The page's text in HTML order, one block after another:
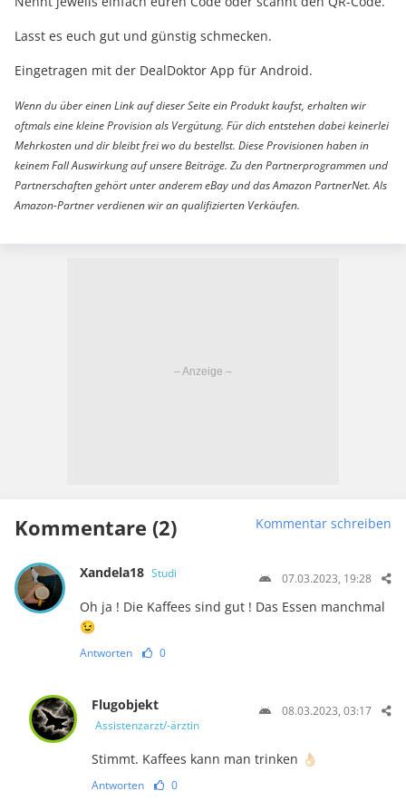
Lasst es euch gut und günstig schmecken.
Eingetragen mit der DealDoktor App für Android.
Wenn du über einen Link auf dieser Seite ein Produkt kaufst, erhalten wir
oftmals eine kleine Provision als Vergütung. Für dich entstehen dabei keinerlei
Mehrkosten und dir bleibt frei wo du bestellst. Diese Provisionen haben in
keinem Fall Auswirkung auf unsere Beiträge. Zu den Partnerprogrammen und
Partnerschaften gehört unter anderem eBay und das Amazon PartnerNet. Als
Amazon-Partner verdienen wir an qualifizierten Verkäufen.
Kommentare (2) Kommentar schreiben
Xandela18 Studi 07.03.2023, 19:28
Oh ja ! Die Kaffees sind gut ! Das Essen manchmal
😉
Antworten 0
Flugobjekt
Assistenzarzt/-ärztin
08.03.2023, 03:17
Stimmt. Kaffees kann man trinken 👌🏻
Antworten 0